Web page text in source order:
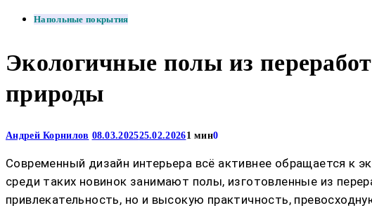
Напольные покрытия
Экологичные полы из
природы
Андрей Корнилов 08.03.202525.02.20261 мин0
Современный дизайн интерьера всё активнее обращается к
среди таких новинок занимают полы, изготовленные из
привлекательность, но и высокую практичность,